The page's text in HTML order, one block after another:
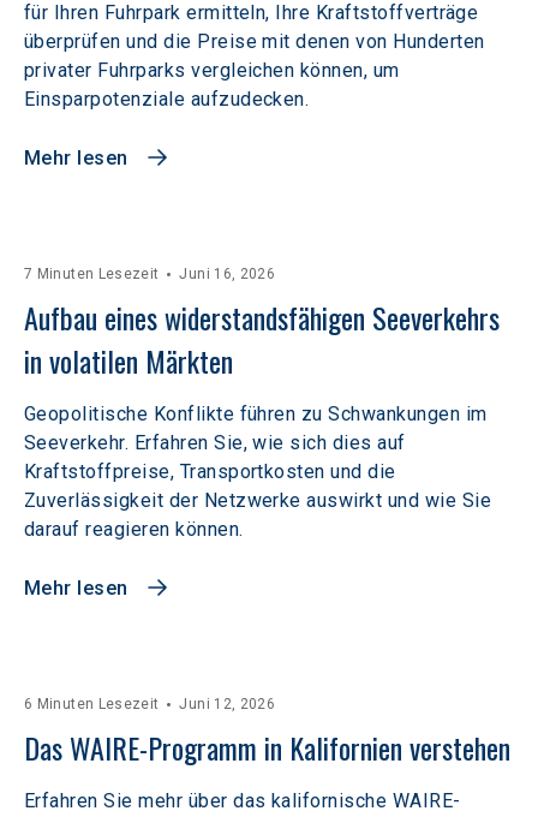
für Ihren Fuhrpark ermitteln, Ihre Kraftstoffverträge
überprüfen und die Preise mit denen von Hunderten
privater Fuhrparks vergleichen können, um
Einsparpotenziale aufzudecken.
Mehr lesen
7 Minuten Lesezeit Juni 16, 2026
Aufbau eines widerstandsfähigen Seeverkehrs
in volatilen Märkten
Geopolitische Konflikte führen zu Schwankungen im
Seeverkehr. Erfahren Sie, wie sich dies auf
Kraftstoffpreise, Transportkosten und die
Zuverlässigkeit der Netzwerke auswirkt und wie Sie
darauf reagieren können.
Mehr lesen
6 Minuten Lesezeit Juni 12, 2026
Das WAIRE-Programm in Kalifornien verstehen
Erfahren Sie mehr über das kalifornische WAIRE-